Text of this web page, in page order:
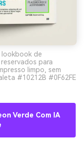
de
para
limpo, sem
#10212B #0F62FE
Verde Com IA